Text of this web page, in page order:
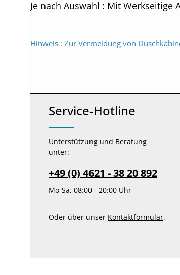
Je nach Auswahl : Mit Werkseitige
Hinweis : Zur Vermeidung von
Service-Hotline
Unterstützung und Beratung
unter:
+49 (0) 4621 - 38 20 892
Mo-Sa, 08:00 - 20:00 Uhr
Oder über unser Kontaktformular.